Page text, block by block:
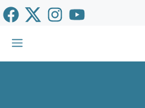
Vés
al
contingut
Menu